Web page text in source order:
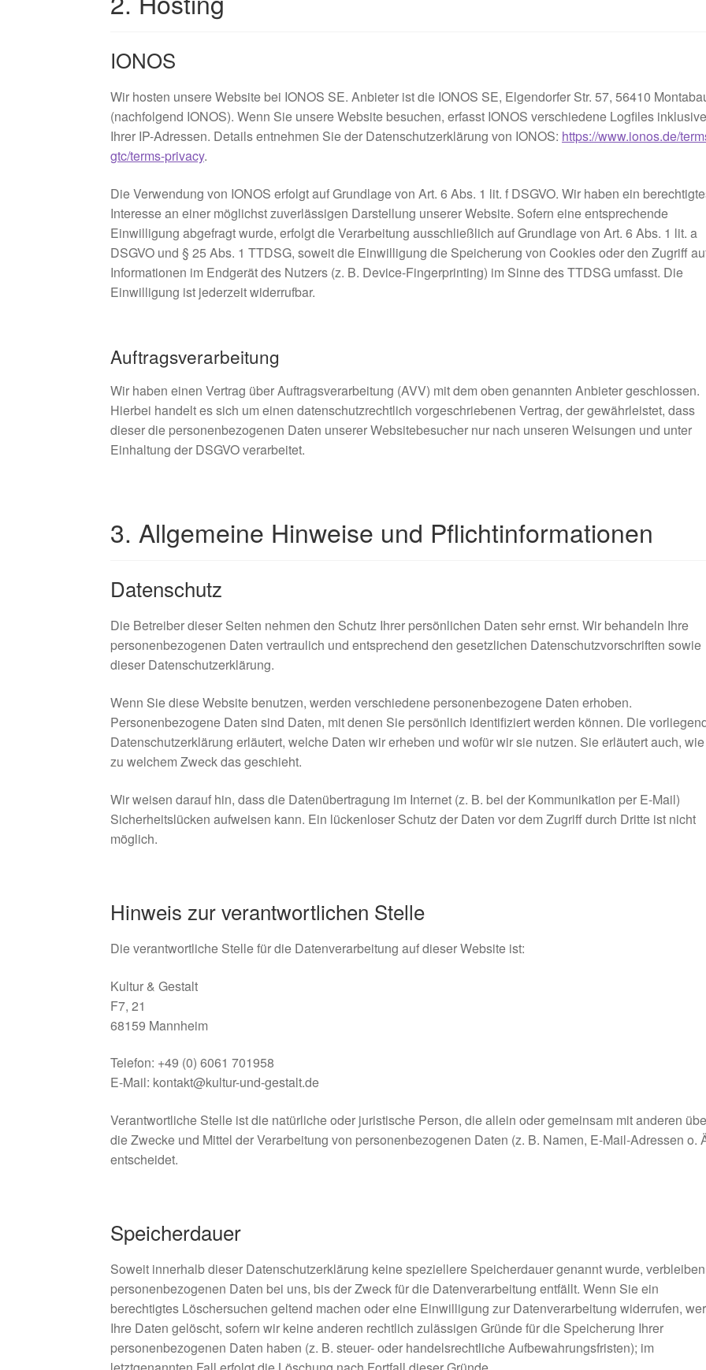
IONOS
Wir hosten unsere Website bei IONOS SE. Anbieter ist die IONOS SE, Elgendorfer Str. 57, 56410
(nachfolgend IONOS). Wenn Sie unsere Website besuchen, erfasst IONOS verschiedene Logfiles
Ihrer IP-Adressen. Details entnehmen Sie der Datenschutzerklärung von IONOS: https://www.ionos.de/
gtc/terms-privacy.
Die Verwendung von IONOS erfolgt auf Grundlage von Art. 6 Abs. 1 lit. f DSGVO. Wir haben ein
Interesse an einer möglichst zuverlässigen Darstellung unserer Website. Sofern eine entsprechende
Einwilligung abgefragt wurde, erfolgt die Verarbeitung ausschließlich auf Grundlage von Art. 6 Abs. 1 lit. a
DSGVO und § 25 Abs. 1 TTDSG, soweit die Einwilligung die Speicherung von Cookies oder den Zugriff
Informationen im Endgerät des Nutzers (z. B. Device-Fingerprinting) im Sinne des TTDSG umfasst. Die
Einwilligung ist jederzeit widerrufbar.
Auftragsverarbeitung
Wir haben einen Vertrag über Auftragsverarbeitung (AVV) mit dem oben genannten Anbieter geschlossen.
Hierbei handelt es sich um einen datenschutzrechtlich vorgeschriebenen Vertrag, der gewährleistet, dass
dieser die personenbezogenen Daten unserer Websitebesucher nur nach unseren Weisungen und unter
Einhaltung der DSGVO verarbeitet.
3. Allgemeine Hinweise und Pflicht­informationen
Datenschutz
Die Betreiber dieser Seiten nehmen den Schutz Ihrer persönlichen Daten sehr ernst. Wir behandeln Ihre
personenbezogenen Daten vertraulich und entsprechend den gesetzlichen Datenschutzvorschriften sowie
dieser Datenschutzerklärung.
Wenn Sie diese Website benutzen, werden verschiedene personenbezogene Daten erhoben.
Personenbezogene Daten sind Daten, mit denen Sie persönlich identifiziert werden können. Die
Datenschutzerklärung erläutert, welche Daten wir erheben und wofür wir sie nutzen. Sie erläutert auch,
zu welchem Zweck das geschieht.
Wir weisen darauf hin, dass die Datenübertragung im Internet (z. B. bei der Kommunikation per E-Mail)
Sicherheitslücken aufweisen kann. Ein lückenloser Schutz der Daten vor dem Zugriff durch Dritte ist nicht
möglich.
Hinweis zur verantwortlichen Stelle
Die verantwortliche Stelle für die Datenverarbeitung auf dieser Website ist:
Kultur & Gestalt
F7, 21
68159 Mannheim
Telefon: +49 (0) 6061 701958
E-Mail: kontakt@kultur-und-gestalt.de
Verantwortliche Stelle ist die natürliche oder juristische Person, die allein oder gemeinsam mit anderen
die Zwecke und Mittel der Verarbeitung von personenbezogenen Daten (z. B. Namen, E-Mail-Adressen o.
entscheidet.
Speicherdauer
Soweit innerhalb dieser Datenschutzerklärung keine speziellere Speicherdauer genannt wurde,
personenbezogenen Daten bei uns, bis der Zweck für die Datenverarbeitung entfällt. Wenn Sie ein
berechtigtes Löschersuchen geltend machen oder eine Einwilligung zur Datenverarbeitung widerrufen,
Ihre Daten gelöscht, sofern wir keine anderen rechtlich zulässigen Gründe für die Speicherung Ihrer
personenbezogenen Daten haben (z. B. steuer- oder handelsrechtliche Aufbewahrungsfristen); im